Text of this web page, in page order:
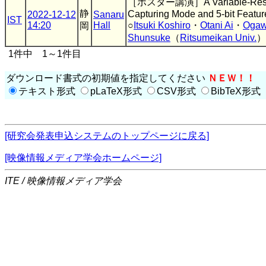
IST
2022-12-12
14:20
静
岡
Sanaru
Hall
［ポスター講演］A Variable-
Capturing Mode and 5-bit
○ Itsuki Koshiro ・ Otani Ai ・
Shunsuke （ Ritsumeikan Univ.）
1件中 1～1件目
ダウンロード書式の初期値を指定してください ＮＥＷ！！
テキスト形式
pLaTeX形式 CSV形式 BibTeX形式
[研究会発表申込システムのトップページに戻る]
[映像情報メディア学会ホームページ]
ITE / 映像情報メディア学会